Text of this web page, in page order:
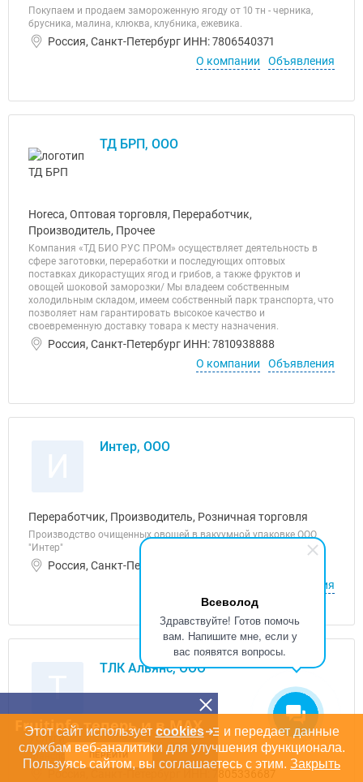
Всеволод
Здравствуйте! Готов помочь
вам. Напишите мне, если у
вас появятся вопросы.
Покупаем и продаем замороженную ягоду от 10 тн - черника,
брусника, малина, клюква, клубника, ежевика.
Россия, Санкт-Петербург ИНН: 7806540371
О компании
Объявления
ТД БРП, ООО
Horeca, Оптовая торговля, Переработчик,
Производитель, Прочее
Компания «ТД БИО РУС ПРОМ» осуществляет деятельность в
сфере заготовки, переработки и последующих оптовых
поставках дикорастущих ягод и грибов, а также фруктов и
овощей шоковой заморозки/ Мы владеем собственным
холодильным складом, имеем собственный парк транспорта, что
позволяет нам гарантировать высокое качество и
своевременную доставку товара к месту назначения.
Россия, Санкт-Петербург ИНН: 7810938888
О компании
Объявления
Интер, ООО
Переработчик, Производитель, Розничная торговля
Производство очищенных овощей в вакуумной упаковке ООО
"Интер"
Россия, Санкт-Петербург ИНН: 7804646044
Объявления
Т
ТЛК Альянс, ООО
Услуги
Транспортная компания.
Россия, Санкт-Петербург ИНН: 7805336687
Fruitinfo теперь и в MAX
ПЕРЕЙТИ
Этот сайт использует cookies
и передает данные
службам веб-аналитики для улучшения функционала.
Пользуясь сайтом, вы соглашаетесь с этим. Закрыть